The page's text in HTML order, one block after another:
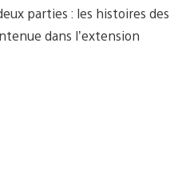
parties : les histoires des
dans l’extension